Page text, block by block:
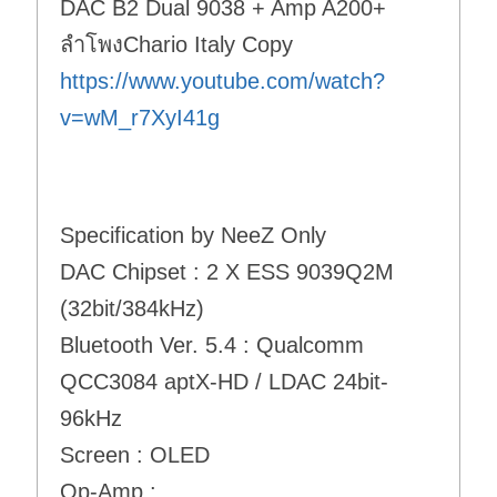
DAC B2 Dual 9038 + Amp A200+
ลำโพงChario Italy Copy
https://www.youtube.com/watch?
v=wM_r7XyI41g
Specification by NeeZ Only
DAC Chipset : 2 X ESS 9039Q2M
(32bit/384kHz)
Bluetooth Ver. 5.4 : Qualcomm
QCC3084 aptX-HD / LDAC 24bit-
96kHz
Screen : OLED
Op-Amp :